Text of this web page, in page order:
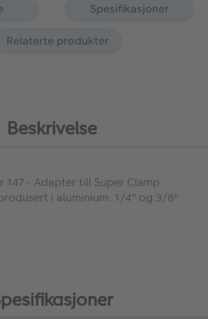
Spesifikasjoner
Relaterte produkter
Beskrivelse
147 - Adapter till Super Clamp.
i aluminium. 1/4" og 3/8"